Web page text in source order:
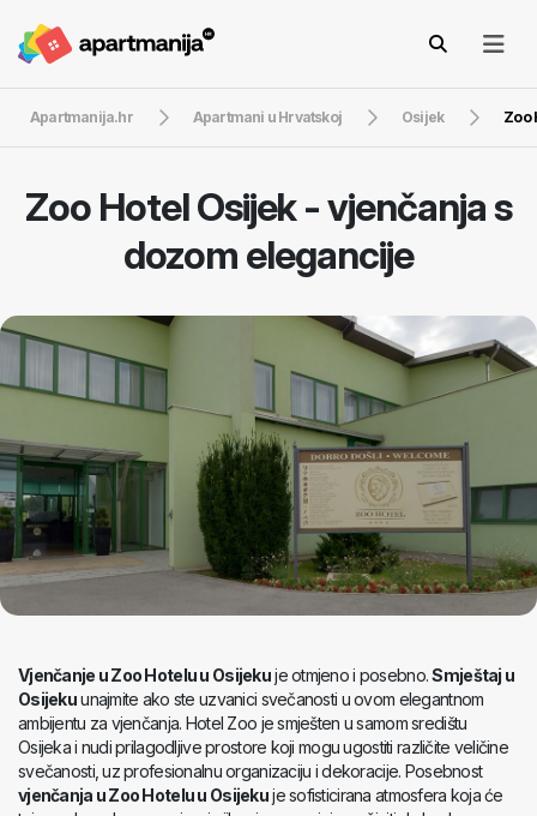
Apartmanija.hr Apartmani u Hrvatskoj Osijek Zoo
Zoo Hotel Osijek - vjenčanja s
dozom elegancije
Vjenčanje u Zoo Hotelu u Osijekuje otmjeno i posebno.Smještaj u
Osijekuunajmite ako ste uzvanici svečanosti u ovom elegantnom
ambijentu za vjenčanja. Hotel Zoo je smješten u samom središtu
Osijeka i nudi prilagodljive prostore koji mogu ugostiti različite veličine
svečanosti, uz profesionalnu organizaciju i dekoracije. Posebnost
vjenčanja u Zoo Hotelu u Osijekuje sofisticirana atmosfera koja će